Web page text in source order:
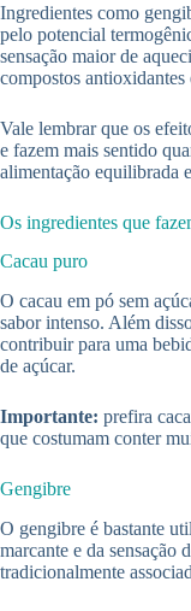
Ingredientes como
pelo potencial
sensação maior de
compostos
Vale lembrar que os
e fazem mais sentido
alimentação equilibrada
Os ingredientes que
Cacau puro
O cacau em pó sem
sabor intenso. Além
contribuir para uma
de açúcar.
Importante: prefira
que costumam conter
Gengibre
O gengibre é bastante
marcante e da sensação
tradicionalmente